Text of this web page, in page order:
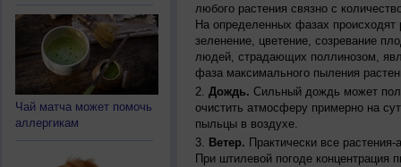
Чай матча может помочь
аллергикам
любого растения связно с
На определенных фазах происходят
зеленение, цветение, созревание
людей, страдающих поллинозом,
фаза максимального пыления
Дождь. Сильный дождь может
очистить атмосферу примерно на
пыльцы в воздухе.
Ветер. Практически все
При штилевой погоде